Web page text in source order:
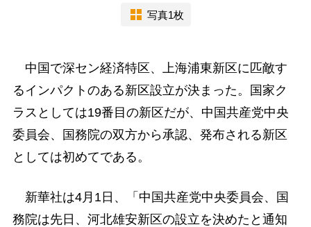
写真1枚
中国で深セン経済特区、上海浦東新区に匹敵す
るインパクトのある新区設立が決まった。国家ク
ラスとしては19番目の新区だが、中国共産党中央
委員会、国務院の双方から承認、発布される新区
としては初めてである。
新華社は4月1日、「中国共産党中央委員会、国
務院は先日、河北雄安新区の設立を決めたと通知